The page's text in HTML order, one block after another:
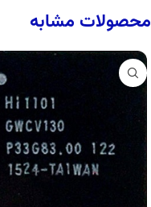
محصولات مشابه